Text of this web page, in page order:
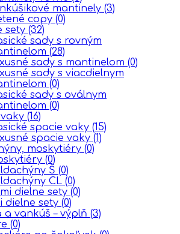
mantinely (3)
copy (0)
sety (32)
sady s rovným
(28)
sady s mantinelom (0)
sady s viacdielnym
(0)
sady s oválnym
(0)
(16)
spacie vaky (15)
spacie vaky (1)
moskytiéry (0)
(0)
Š (0)
CL (0)
dielne sety (0)
dielne sety (0)
a vankúš – výplň (3)
(0)